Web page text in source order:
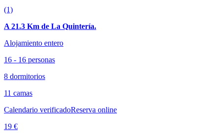
(1)
A 21.3 Km de La Quintería.
Alojamiento entero
16 - 16 personas
8 dormitorios
11 camas
Calendario verificadoReserva online
19 €